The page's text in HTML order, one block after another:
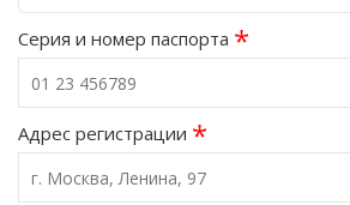
Серия и номер паспорта *
Адрес регистрации *